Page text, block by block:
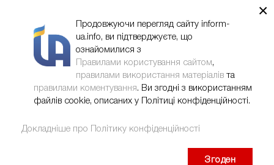
×
Продовжуючи перегляд сайту inform-
ua.info, ви підтверджуєте, що
ознайомилися з
Правилами користування сайтом,
правилами використання матеріалів та
правилами коментування. Ви згодні з використанням
файлів cookie, описаних у Політиці конфіденційності.
Докладніше про Політику конфіденційності
Згоден